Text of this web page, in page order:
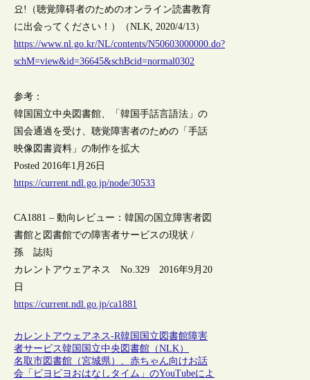
요!（聴覚障碍者のためのオンライン読書教育
に出会ってください！）（NLK, 2020/4/13）
https://www.nl.go.kr/NL/contents/N50603000000.do?
schM=view&id=36645&schBcid=normal0302
参考：
韓国国立中央図書館、「韓国手話言語法」の
国会通過を受け、聴覚障害者のための「手話
映像図書資料」の制作を拡大
Posted 2016年1月26日
https://current.ndl.go.jp/node/30533
CA1881 – 動向レビュー：韓国の国立障害者図
書館と図書館での障害者サービスの現状 /
孫 誌衒
カレントアウェアネス No.329 2016年9月20
日
https://current.ndl.go.jp/ca1881
カレントアウェアネス-R韓国 国立図書館障害
者サービス韓国国立中央図書館（NLK）
名取市図書館（宮城県）、赤ちゃん向けお話
会「ピヨピヨおはなしタイム」のYouTubeによ